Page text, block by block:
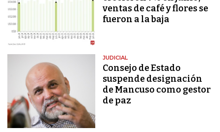
ventas de café y flores se
fueron a la baja
JUDICIAL
Consejo de Estado
suspende designación
de Mancuso como gestor
de paz